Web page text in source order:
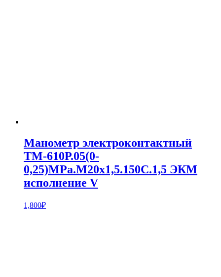
Манометр электроконтактный
ТМ-610Р.05(0-
0,25)MPa.M20x1,5.150С.1,5 ЭКМ
исполнение V
1,800₽